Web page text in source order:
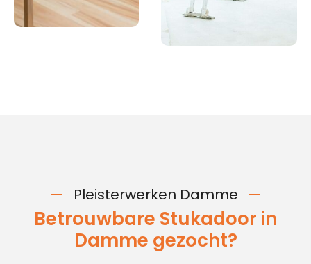
Pleisterwerken Damme
Betrouwbare Stukadoor in
Damme gezocht?